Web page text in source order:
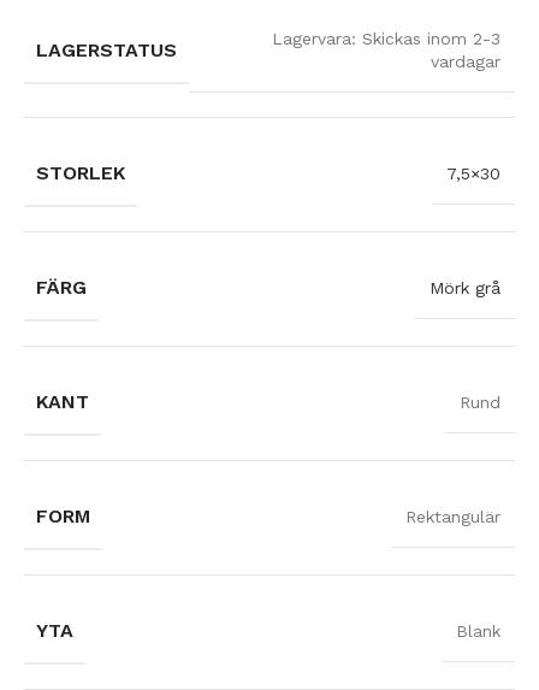
LAGERSTATUS
Lagervara: Skickas inom 2-3
vardagar
STORLEK 7,5×30
FÄRG Mörk grå
KANT Rund
FORM Rektangulär
YTA Blank